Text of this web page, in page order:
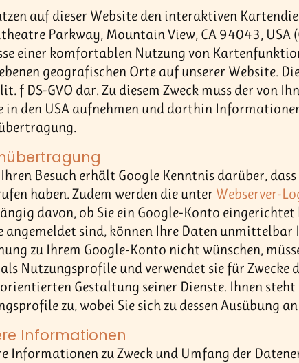
auf dieser Website den interaktiven
Parkway, Mountain View, CA 94043, USA
einer komfortablen Nutzung von
geografischen Orte auf unserer Website.
f DS-GVO dar. Zu diesem Zweck muss der von
in den USA aufnehmen und dorthin
Besuch erhält Google Kenntnis darüber,
haben. Zudem werden die unter Webserver-
davon, ob Sie ein Google-Konto
angemeldet sind, können Ihre Daten unmittelbar
zu Ihrem Google-Konto nicht wünschen,
Nutzungsprofile und verwendet sie für
Gestaltung seiner Dienste. Ihnen
zu, wobei Sie sich zu dessen Ausübung
Informationen
Informationen zu Zweck und Umfang der